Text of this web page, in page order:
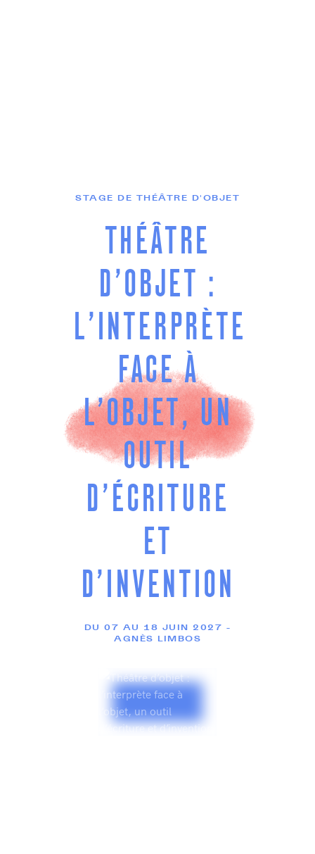
STAGE DE THÉÂTRE D'OBJET
THÉÂTRE
D’OBJET :
L’INTERPRÈTE
FACE À
L’OBJET, UN
OUTIL
D’ÉCRITURE
ET
D’INVENTION
DU 07 AU 18 JUIN 2027 -
AGNÈS LIMBOS